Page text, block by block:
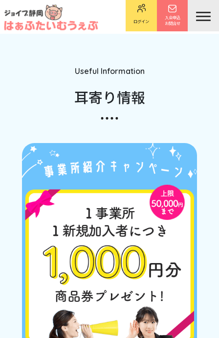
ログイン
入会申込
お問合せ
Useful Information
耳寄り情報